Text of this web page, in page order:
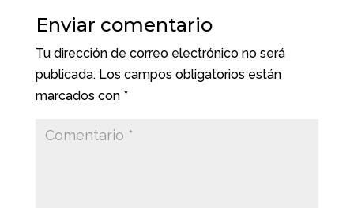
Enviar comentario
Tu dirección de correo electrónico no será
publicada. Los campos obligatorios están
marcados con *